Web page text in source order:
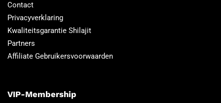
Contact
Privacyverklaring
Kwaliteitsgarantie Shilajit
Partners
Affiliate Gebruikersvoorwaarden
VIP-Membership